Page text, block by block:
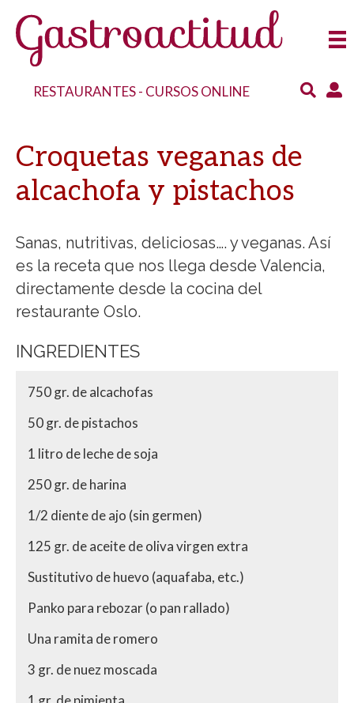
RESTAURANTES- CURSOS ONLINE
Croquetas veganas de
alcachofa y pistachos
Sanas, nutritivas, deliciosas…. y veganas. Así
es la receta que nos llega desde Valencia,
directamente desde la cocina del
restaurante Oslo.
INGREDIENTES
750 gr. de alcachofas
50 gr. de pistachos
1 litro de leche de soja
250 gr. de harina
1/2 diente de ajo (sin germen)
125 gr. de aceite de oliva virgen extra
Sustitutivo de huevo (aquafaba, etc.)
Panko para rebozar (o pan rallado)
Una ramita de romero
3 gr. de nuez moscada